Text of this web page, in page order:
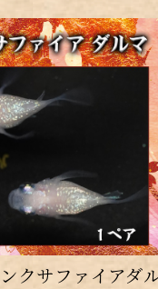
ンクサファイアダ